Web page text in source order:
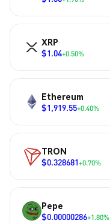
XRP
$1.04+0.50%
Ethereum
$1,919.55+0.40%
TRON
$0.328681+0.70%
Pepe
$0.00000286+1.80%